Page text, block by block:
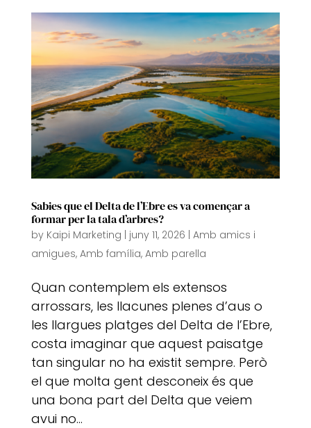
Sabies que el Delta de l’Ebre es va començar a
formar per la tala d’arbres?
by Kaipi Marketing | juny 11, 2026 | Amb amics i
amigues, Amb família, Amb parella
Quan contemplem els extensos
arrossars, les llacunes plenes d’aus o
les llargues platges del Delta de l’Ebre,
costa imaginar que aquest paisatge
tan singular no ha existit sempre. Però
el que molta gent desconeix és que
una bona part del Delta que veiem
avui no...